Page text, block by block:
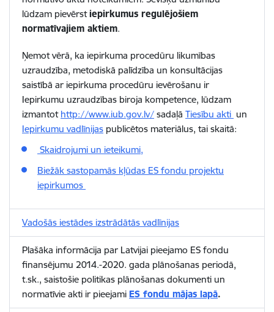
lūdzam pievērstiepirkumus regulējošiem
normatīvajiem aktiem.
Ņemot vērā, ka iepirkuma procedūru likumības
uzraudzība, metodiskā palīdzība un konsultācijas
saistībā ar iepirkuma procedūru ievērošanu ir
Iepirkumu uzraudzības biroja kompetence, lūdzam
izmantot http://www.iub.gov.lv/ sadaļā Tiesību akti un
Iepirkumu vadlīnijas publicētos materiālus, tai skaitā:
Skaidrojumi un ieteikumi,
Biežāk sastopamās kļūdas ES fondu projektu
iepirkumos
Vadošās iestādes izstrādātās vadlīnijas
Plašāka informācija par Latvijai pieejamo ES fondu
finansējumu 2014.-2020. gada plānošanas periodā,
t.sk., saistošie politikas plānošanas dokumenti un
normatīvie akti ir pieejami ES fondu mājas lapā.